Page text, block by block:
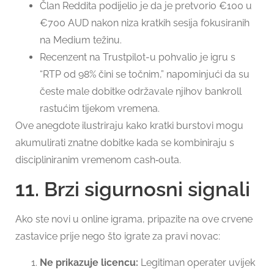
Član Reddita podijelio je da je pretvorio €100 u
€700 AUD nakon niza kratkih sesija fokusiranih
na Medium težinu.
Recenzent na Trustpilot-u pohvalio je igru s
“RTP od 98% čini se točnim,” napominjući da su
česte male dobitke održavale njihov bankroll
rastućim tijekom vremena.
Ove anegdote ilustriraju kako kratki burstovi mogu
akumulirati znatne dobitke kada se kombiniraju s
discipliniranim vremenom cash‑outa.
11. Brzi sigurnosni signali
Ako ste novi u online igrama, pripazite na ove crvene
zastavice prije nego što igrate za pravi novac:
Ne prikazuje licencu: Legitiman operater uvijek